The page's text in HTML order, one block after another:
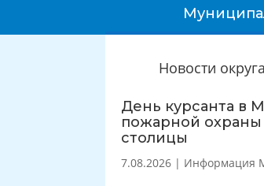
Новости округа
День курсанта в
пожарной охраны
столицы
7.08.2026 | Информация